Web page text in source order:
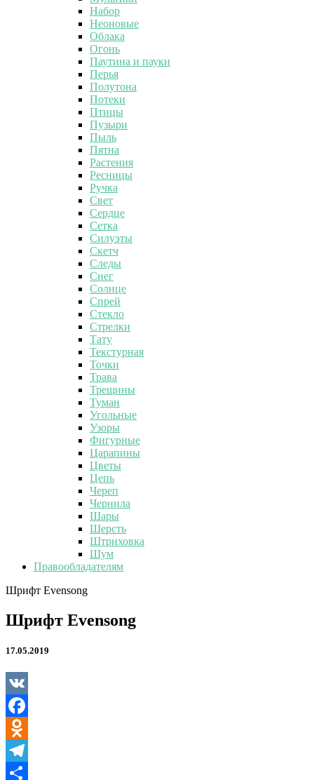
Набор
Неоновые
Облака
Огонь
Паутина и пауки
Перья
Полутона
Потеки
Птицы
Пузыри
Пыль
Пятна
Растения
Ресницы
Ручка
Свет
Сердце
Сетка
Силуэты
Скетч
Следы
Снег
Солнце
Спрей
Стекло
Стрелки
Тату
Текстурная
Точки
Трава
Трещины
Туман
Угольные
Узоры
Фигурные
Царапины
Цветы
Цепь
Череп
Чернила
Шары
Шерсть
Штриховка
Шум
Правообладателям
Шрифт Evensong
Шрифт Evensong
17.05.2019
VK
Facebook
Odnoklassniki
Telegram